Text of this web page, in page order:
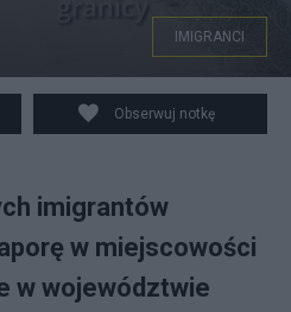
IMIGRANCI
Obserwuj notkę
imigrantów
w miejscowości
w województwie